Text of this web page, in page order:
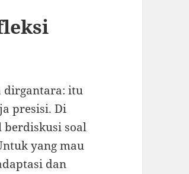
dirgantara: itu
presisi. Di
berdiskusi soal
yang mau
dan